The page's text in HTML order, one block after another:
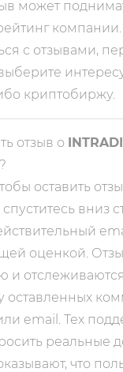
может
с отзывами,
криптобиржу.
отзыв о
оставить
вниз
оценкой.
и
оставленных
email. Тех
реальные
что